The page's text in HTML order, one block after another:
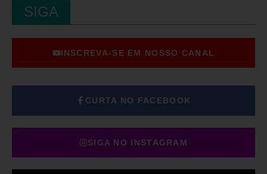
SIGA
INSCREVA-SE EM NOSSO CANAL
CURTA NO FACEBOOK
SIGA NO INSTAGRAM